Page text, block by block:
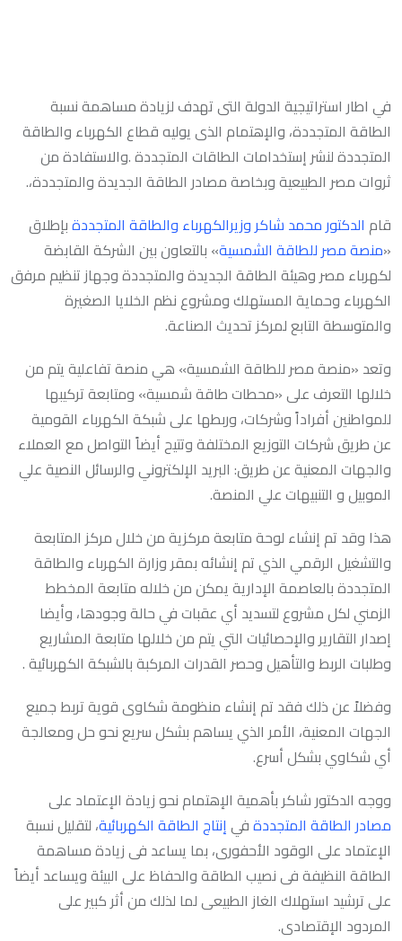
في اطار استراتيجية الدولة التى تهدف لزيادة مساهمة نسبة
الطاقة المتجددة، والإهتمام الذى يوليه قطاع الكهرباء والطاقة
المتجددة لنشر إستخدامات الطاقات المتجددة .والاستفادة من
ثروات مصر الطبيعية وبخاصة مصادر الطاقة الجديدة والمتجددة،.
قام الدكتور محمد شاكر وزيرالكهرباء والطاقة المتجددةبإطلاق
«منصة مصر للطاقة الشمسية» بالتعاون بين الشركة القابضة
لكهرباء مصر وهيئة الطاقة الجديدة والمتجددة وجهاز تنظيم مرفق
الكهرباء وحماية المستهلك ومشروع نظم الخلايا الصغيرة
والمتوسطة التابع لمركز تحديث الصناعة.
وتعد «منصة مصر للطاقة الشمسية» هي منصة تفاعلية يتم من
خلالها التعرف على «محطات طاقة شمسية» ومتابعة تركيبها
للمواطنين أفراداً وشركات، وربطها على شبكة الكهرباء القومية
عن طريق شركات التوزيع المختلفة وتتيح أيضاً التواصل مع العملاء
والجهات المعنية عن طريق: البريد الإلكتروني والرسائل النصية علي
الموبيل و التنبيهات علي المنصة.
هذا وقد تم إنشاء لوحة متابعة مركزية من خلال مركز المتابعة
والتشغيل الرقمي الذي تم إنشائه بمقر وزارة الكهرباء والطاقة
المتجددة بالعاصمة الإدارية يمكن من خلاله متابعة المخطط
الزمني لكل مشروع لتسديد أي عقبات في حالة وجودها، وأيضا
إصدار التقارير والإحصائيات التي يتم من خلالها متابعة المشاريع
وطلبات الربط والتأهيل وحصر القدرات المركبة بالشبكة الكهربائية .
وفضلاً عن ذلك فقد تم إنشاء منظومة شكاوى قوية تربط جميع
الجهات المعنية، الأمر الذي يساهم بشكل سريع نحو حل ومعالجة
أي شكاوي بشكل أسرع.
ووجه الدكتور شاكر بأهمية الإهتمام نحو زيادة الإعتماد على
مصادر الطاقة المتجددةفيإنتاج الطاقة الكهربائية، لتقليل نسبة
الإعتماد على الوقود الأحفورى، بما يساعد فى زيادة مساهمة
الطاقة النظيفة فى نصيب الطاقة والحفاظ على البيئة ويساعد أيضاً
على ترشيد استهلاك الغاز الطبيعى لما لذلك من أثر كبير على
المردود الإقتصادى.